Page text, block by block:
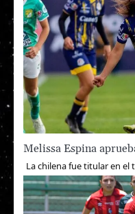
Melissa Espina
La chilena fue titular en el